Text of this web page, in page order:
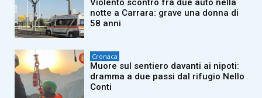
Violento scontro fra due auto nella
notte a Carrara: grave una donna di
58 anni
Cronaca
Muore sul sentiero davanti ai nipoti:
dramma a due passi dal rifugio Nello
Conti